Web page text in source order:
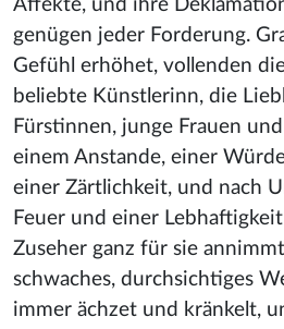
Affekte, und ihre
genügen jeder Forderung.
Gefühl erhöhet, vollenden
beliebte Künstlerinn, die
Fürstinnen, junge Frauen
einem Anstande, einer
einer Zärtlichkeit, und nach
Feuer und einer
Zuseher ganz für sie
schwaches, durchsichtiges
immer ächzet und kränkelt,